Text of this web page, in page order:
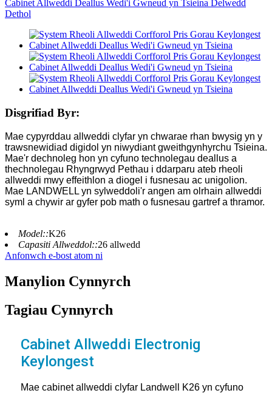
Disgrifiad Byr:
Mae cypyrddau allweddi clyfar yn chwarae rhan bwysig yn y
trawsnewidiad digidol yn niwydiant gweithgynhyrchu Tsieina.
Mae'r dechnoleg hon yn cyfuno technolegau deallus a
thechnolegau Rhyngrwyd Pethau i ddarparu ateb rheoli
allweddi mwy effeithlon a diogel i fusnesau ac unigolion.
Mae LANDWELL yn sylweddoli'r angen am olrhain allweddi
syml a chywir ar gyfer pob math o fusnesau gartref a thramor.
Model::K26
Capasiti Allweddol::26 allwedd
Anfonwch e-bost atom ni
Manylion Cynnyrch
Tagiau Cynnyrch
Cabinet Allweddi Electronig
Keylongest
Mae cabinet allweddi clyfar Landwell K26 yn cyfuno